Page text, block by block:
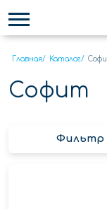
Главная/ Каталог/
Софит
Фильтр